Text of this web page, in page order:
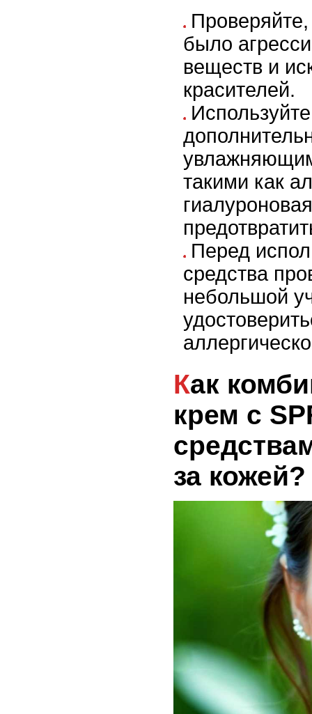
было
веществ и
красителей.
такими как
Перед
средства
небольшой
Как комбинировать
крем с
за кожей?